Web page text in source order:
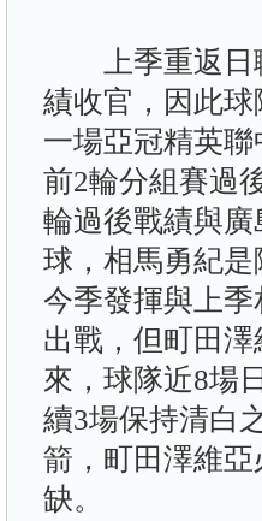
上季重返日職
績收官，因此
一場亞冠精英
前2輪分組賽過
輪過後戰績與
球，相馬勇紀
今季發揮與上
出戰，但町田
來，球隊近8場
續3場保持清白
箭，町田澤維
缺。